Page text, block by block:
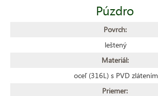
Púzdro
Povrch:
leštený
Materiál:
oceľ (316L) s PVD zlátením
Priemer: